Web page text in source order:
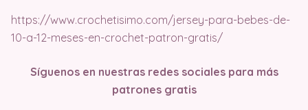
https://www.crochetisimo.com/jersey-para-bebes-de-
10-a-12-meses-en-crochet-patron-gratis/
Síguenos en nuestras redes sociales para más
patrones gratis